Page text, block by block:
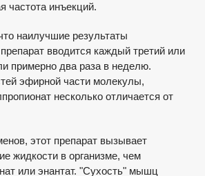
частота инъекций.
наилучшие результаты
вводится каждый третий или
примерно два раза в неделю.
эфирной части молекулы,
несколько отличается от
этот препарат вызывает
жидкости в организме, чем
или энантат. "Сухость" мышц